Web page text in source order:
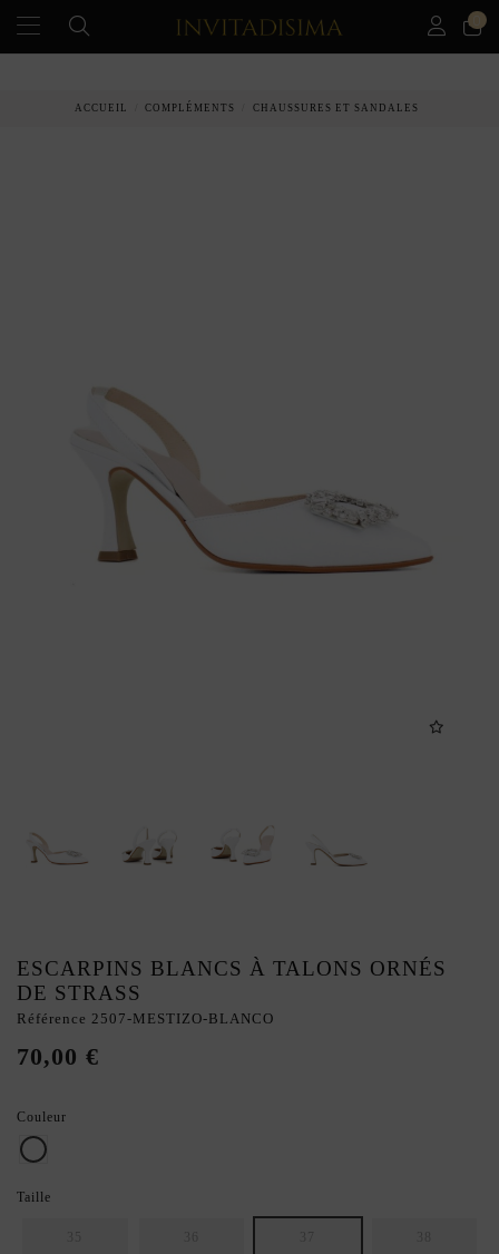
ACCUEIL COMPLÉMENTS CHAUSSURES ET SANDALES
ESCARPINS BLANCS À TALONS ORNÉS
DE STRASS
Référence 2507-MESTIZO-BLANCO
70,00 €
Couleur
BEIGE/BLANC
Taille